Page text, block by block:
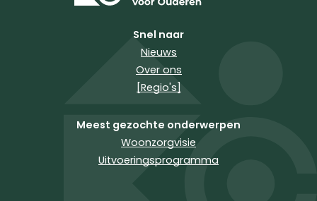
Snel naar
Nieuws
Over ons
[Regio's]
Meest gezochte onderwerpen
Woonzorgvisie
Uitvoeringsprogramma